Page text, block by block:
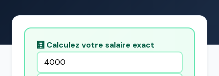
🧮 Calculez votre salaire exact